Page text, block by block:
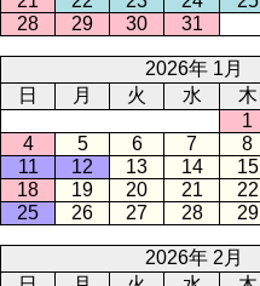
28
29 30 31
2026年 1月
日
月 火 水 木
1
4
5 6 7 8
11
12 13 14 15
18
19 20 21 22
25
26 27 28 29
2026年 2月